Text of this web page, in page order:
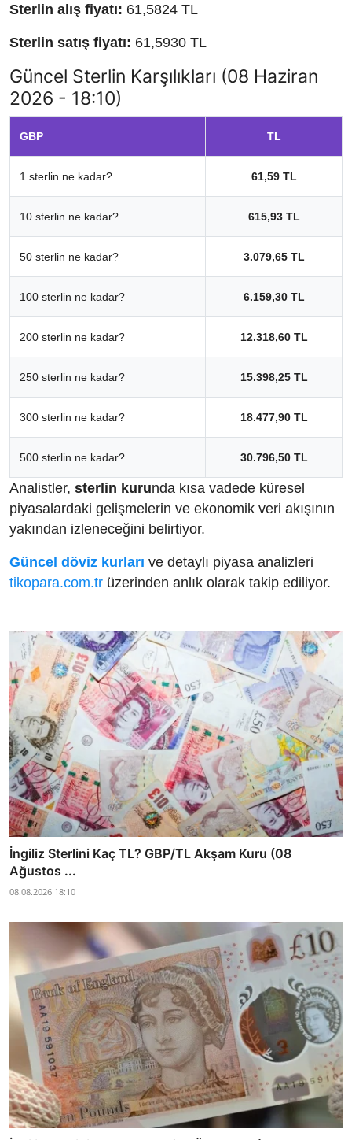
Sterlin alış fiyatı: 61,5824 TL
Sterlin satış fiyatı: 61,5930 TL
Güncel Sterlin Karşılıkları (08 Haziran
2026 - 18:10)
GBP TL
1 sterlin ne kadar? 61,59 TL
10 sterlin ne kadar? 615,93 TL
50 sterlin ne kadar? 3.079,65 TL
100 sterlin ne kadar? 6.159,30 TL
200 sterlin ne kadar? 12.318,60 TL
250 sterlin ne kadar? 15.398,25 TL
300 sterlin ne kadar? 18.477,90 TL
500 sterlin ne kadar? 30.796,50 TL
Analistler, sterlin kurunda kısa vadede küresel
piyasalardaki gelişmelerin ve ekonomik veri akışının
yakından izleneceğini belirtiyor.
Güncel döviz kurları ve detaylı piyasa analizleri
tikopara.com.tr üzerinden anlık olarak takip ediliyor.
İngiliz Sterlini Kaç TL? GBP/TL Akşam Kuru (08
Ağustos ...
08.08.2026 18:10